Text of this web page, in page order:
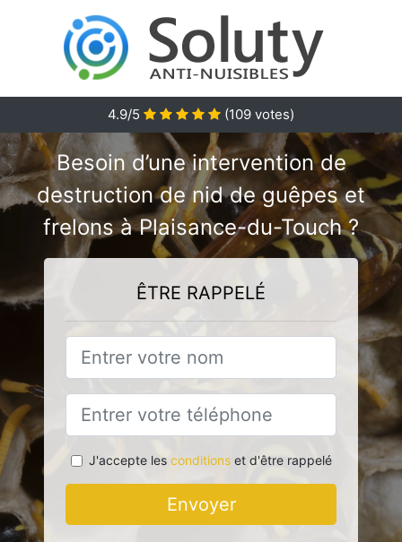
4.9/5 (109 votes)
Besoin d’une intervention de
destruction de nid de guêpes et
frelons à Plaisance-du-Touch ?
ÊTRE RAPPELÉ
J'accepte les conditionset d'être rappelé
Envoyer